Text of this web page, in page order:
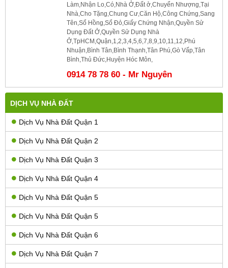
DỊCH VỤ NHÀ ĐẤT
Dịch Vụ Nhà Đất Quận 1
Dịch Vụ Nhà Đất Quận 2
Dịch Vụ Nhà Đất Quận 3
Dịch Vụ Nhà Đất Quận 4
Dịch Vụ Nhà Đất Quận 5
Dịch Vụ Nhà Đất Quận 5
Dịch Vụ Nhà Đất Quận 6
Dịch Vụ Nhà Đất Quận 7
Làm,Nhận Lo,Có,Nhà Ở,Đất ở,Chuyển Nhượng,Tại
Nhà,Cho Tặng,Chung Cư,Căn Hộ,Công Chứng,Sang
Tên,Sổ Hồng,Sổ Đỏ,Giấy Chứng Nhận,Quyền Sử
Dụng Đất Ở,Quyền Sử Dụng Nhà
Ở,TpHCM,Quận,1,2,3,4,5,6,7,8,9,10,11,12,Phú
Nhuận,Bình Tân,Bình Thạnh,Tân Phú,Gò Vấp,Tân
Bình,Thủ Đức,Huyện Hóc Môn,
0914 78 78 60 - Mr Nguyên